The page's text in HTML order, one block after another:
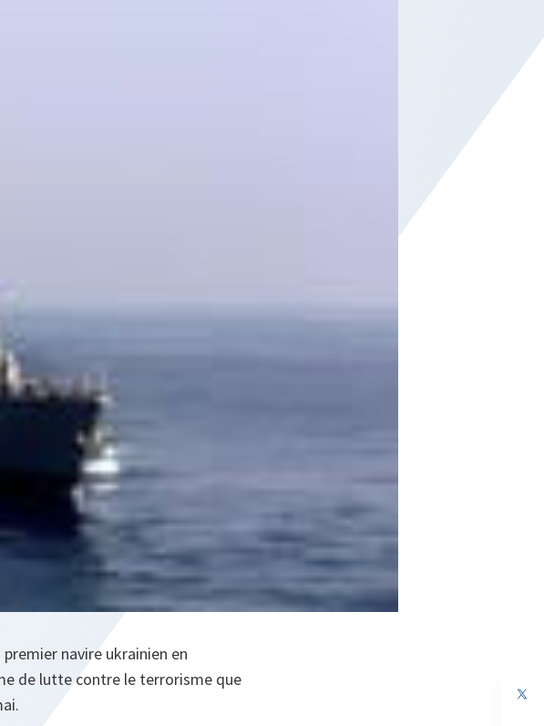
navire ukrainien en
de lutte contre le terrorisme que